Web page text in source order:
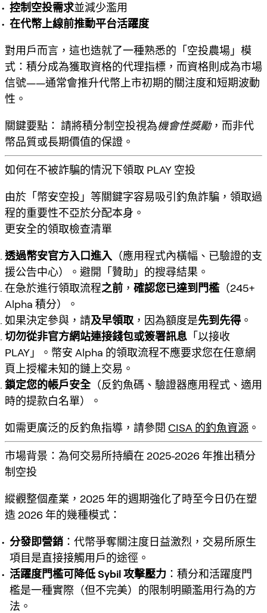
控制空投需求並減少濫用
在代幣上線前推動平台活躍度
對用戶而言，這也造就了一種熟悉的「空投農場」模
式：積分成為獲取資格的代理指標，而資格則成為市場
信號——通常會推升代幣上市初期的關注度和短期波動
性。
關鍵要點： 請將積分制空投視為機會性獎勵，而非代
幣品質或長期價值的保證。
如何在不被詐騙的情況下領取 PLAY 空投
由於「幣安空投」等關鍵字容易吸引釣魚詐騙，領取過
程的重要性不亞於分配本身。
更安全的領取檢查清單
透過幣安官方入口進入 （應用程式內橫幅、已驗證的支
援公告中心）。避開「贊助」的搜尋結果。
在急於進行領取流程之前 ， 確認您已達到門檻 （245+
Alpha 積分）。
如果決定參與，請及早領取 ，因為額度是先到先得 。
切勿從非官方網站連接錢包或簽署訊息 「以接收
PLAY」。幣安 Alpha 的領取流程不應要求您在任意網
頁上授權未知的鏈上交易。
鎖定您的帳戶安全（反釣魚碼、驗證器應用程式、適用
時的提款白名單）。
如需更廣泛的反釣魚指導，請參閱 CISA 的釣魚資源 。
市場背景：為何交易所持續在 2025-2026 年推出積分
制空投
縱觀整個產業，2025 年的週期強化了時至今日仍在塑
造 2026 年的幾種模式：
分發即營銷 ：代幣爭奪關注度日益激烈，交易所原生
項目是直接接觸用戶的途徑。
活躍度門檻可降低 Sybil 攻擊壓力 ：積分和活躍度門
檻是一種實際（但不完美）的限制明顯濫用行為的方
法。